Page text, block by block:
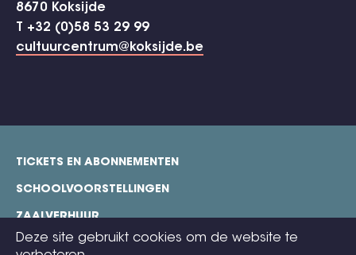
8670 Koksijde
T +32 (0)58 53 29 99
cultuurcentrum@koksijde.be
Deze site gebruikt cookies om de website te
footer
TICKETS EN ABONNEMENTEN
SCHOOLVOORSTELLINGEN
ZAALVERHUUR
TECHNISCHE FICHES